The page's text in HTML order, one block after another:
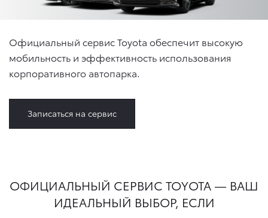
Официальный сервис Toyota обеспечит высокую
мобильность и эффективность использования
корпоративного автопарка.
Записаться на сервис
ОФИЦИАЛЬНЫЙ СЕРВИС TOYOTA — ВАШ
ИДЕАЛЬНЫЙ ВЫБОР, ЕСЛИ